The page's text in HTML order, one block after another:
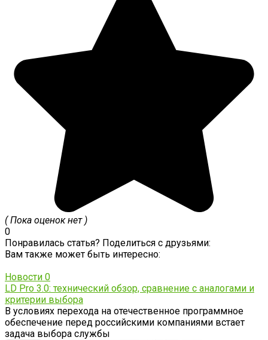
( Пока оценок нет )
0
Понравилась статья? Поделиться с друзьями:
Вам также может быть интересно:
Новости 0
LD Pro 3.0: технический обзор, сравнение с аналогами и
критерии выбора
В условиях перехода на отечественное программное
обеспечение перед российскими компаниями встает
задача выбора службы